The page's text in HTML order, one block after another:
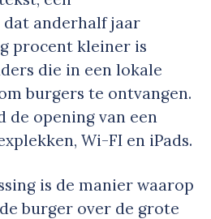
anderhalf jaar
procent kleiner is
die in een lokale
burgers te ontvangen.
de opening van een
Wi-FI en iPads.
is de manier waarop
burger over de grote